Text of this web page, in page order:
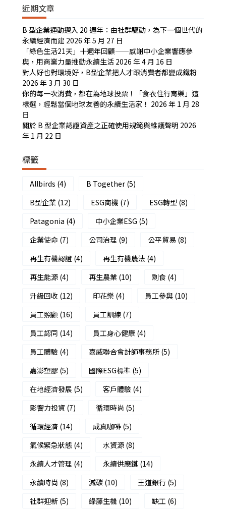
近期文章
B 型企業運動邁入 20 週年：由社群驅動，為下一個世代的
永續經濟而建 2026 年 5 月 27 日
「綠色生活21天」十週年回顧——感謝中小企業響應參
與，用商業力量推動永續生活 2026 年 4 月 16 日
對人好也對環境好，B型企業把人才跟消費者都變成鐵粉
2026 年 3 月 30 日
你的每一次消費，都在為地球投票！「食衣住行育樂」這
樣選，輕鬆當個地球友善的永續生活家！ 2026 年 1 月 28
日
關於 B 型企業認證資產之正確使用規範與維護聲明 2026
年 1 月 22 日
標籤
Allbirds (4) B Together (5)
B型企業 (12) ESG商機 (7) ESG轉型 (8)
Patagonia (4) 中小企業ESG (5)
企業使命 (7) 公司治理 (9) 公平貿易 (8)
再生有機認證 (4) 再生有機農法 (4)
再生能源 (4) 再生農業 (10) 剩食 (4)
升級回收 (12) 印花樂 (4) 員工參與 (10)
員工照顧 (16) 員工訓練 (7)
員工認同 (14) 員工身心健康 (4)
員工體驗 (4) 嘉威聯合會計師事務所 (5)
嘉澎塑膠 (5) 國際ESG標準 (5)
在地經濟發展 (5) 客戶體驗 (4)
影響力投資 (7) 循環時尚 (5)
循環經濟 (14) 成真咖啡 (5)
氣候緊急狀態 (4) 水資源 (8)
永續人才管理 (4) 永續供應鏈 (14)
永續時尚 (8) 減碳 (10) 王道銀行 (5)
社群迎新 (5) 綠藤生機 (10) 缺工 (6)